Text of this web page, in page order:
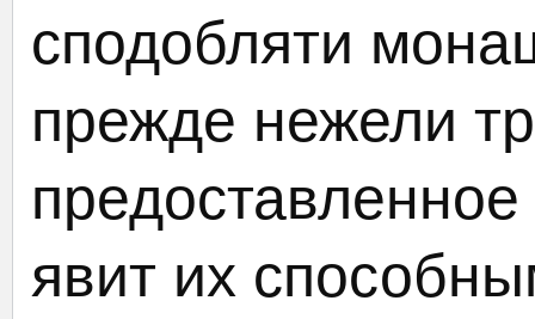
сподобляти
прежде нежели
явит их